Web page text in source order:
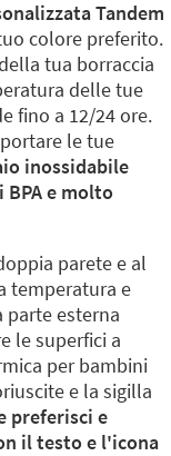
Tandem
colore preferito.
tua borraccia
delle tue
fino a 12/24 ore.
le tue
inossidabile
BPA e molto
parete e al
temperatura e
parte esterna
le superfici a
per bambini
e la sigilla
preferisci e
il testo e l'icona